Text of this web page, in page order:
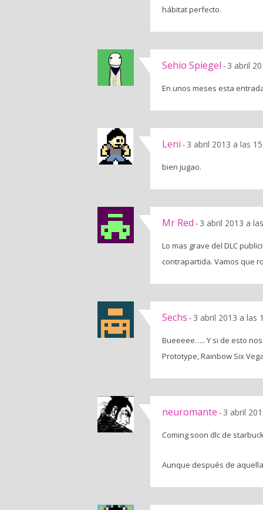
hábitat perfecto.
Sehio Spiegel - 3 abril
En unos meses esta
Leni - 3 abril 2013 a las
bien jugao.
Mr Red - 3 abril 2013 a
Lo mas grave del DLC
contrapartida. Vamos que
Sechs - 3 abril 2013 a las
Bueeeee….. Y si de esto
Prototype, Rainbow Six
neuromante - 3 abril
Coming soon dlc de
Aunque después de